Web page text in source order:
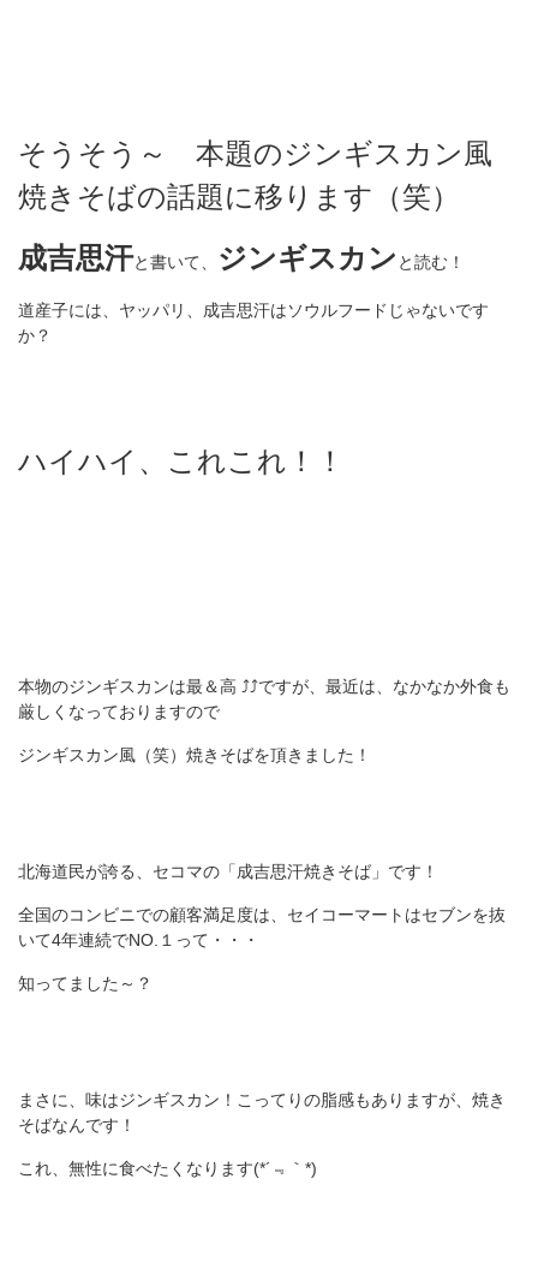
そうそう～ 本題のジンギスカン風
焼きそばの話題に移ります（笑）
成吉思汗と書いて、 ジンギスカン と読む！
道産子には、ヤッパリ、成吉思汗はソウルフードじゃないです
か？
ハイハイ、これこれ！！
本物のジンギスカンは最＆高 ⤴︎︎︎⤴︎︎ですが、最近は、なかなか外食も
厳しくなっておりますので
ジンギスカン風（笑）焼きそばを頂きました！
北海道民が誇る、セコマの「成吉思汗焼きそば」です！
全国のコンビニでの顧客満足度は、セイコーマートはセブンを抜
いて4年連続でNO.１って・・・
知ってました～？
まさに、味はジンギスカン！こってりの脂感もありますが、焼き
そばなんです！
これ、無性に食べたくなります(*´﹃｀*)